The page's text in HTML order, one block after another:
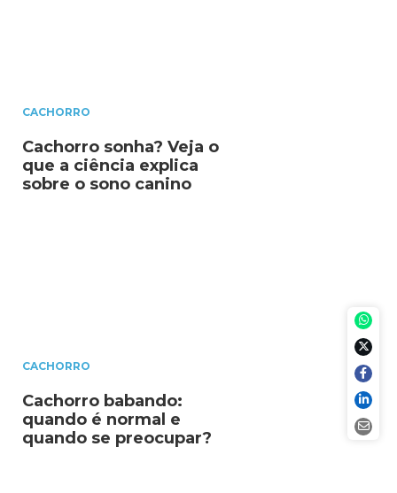
CACHORRO
Cachorro sonha? Veja o
que a ciência explica
sobre o sono canino
CACHORRO
Cachorro babando:
quando é normal e
quando se preocupar?